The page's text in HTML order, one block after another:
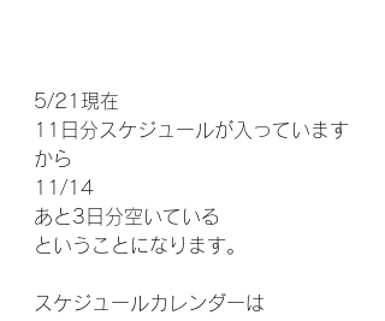
5/21現在
11日分スケジュールが入っています
から
11/14
あと3日分空いている
ということになります。
スケジュールカレンダーは